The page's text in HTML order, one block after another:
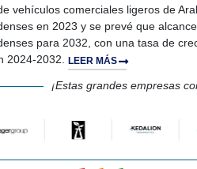
vehículos comerciales ligeros de
en 2023 y se prevé que
para 2032, con una tasa de
2024-2032. LEER MÁS
¡Estas grandes empresas